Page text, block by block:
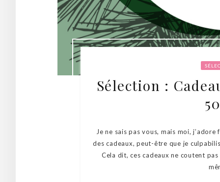
Sélection :
Je ne sais pas vous, mais moi,
des cadeaux, peut-être que je
Cela dit, ces cadeaux ne coutent